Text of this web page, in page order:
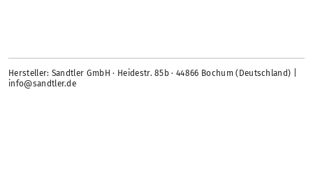
Hersteller: Sandtler GmbH · Heidestr. 85b · 44866 Bochum (Deutschland) |
info@sandtler.de